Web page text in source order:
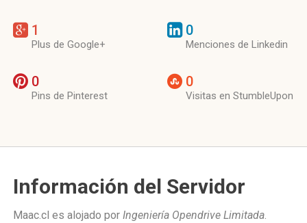
1
Plus de Google+
0
Menciones de Linkedin
0
Pins de Pinterest
0
Visitas en StumbleUpon
Información del Servidor
Maac.cl es alojado por Ingeniería Opendrive Limitada.